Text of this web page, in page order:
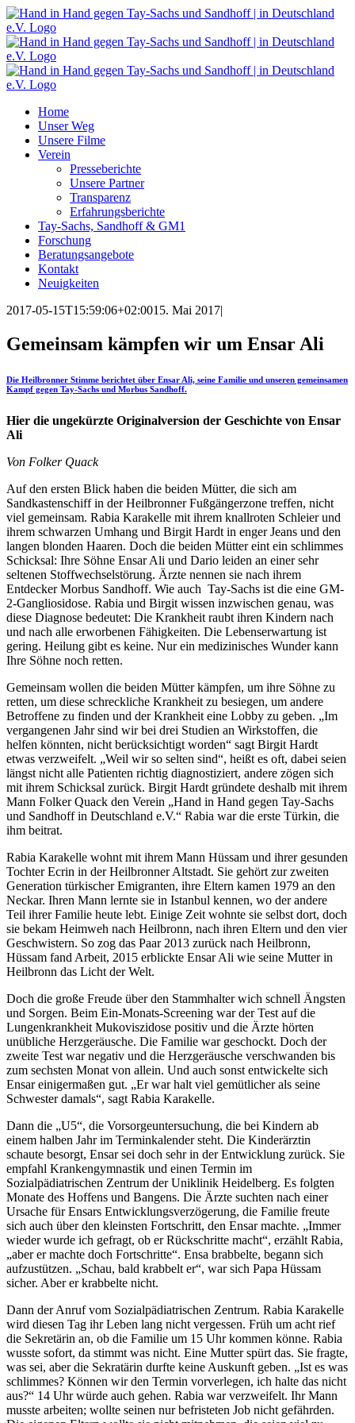
Zum
Inhalt
springen
Home
Unser Weg
Unsere Filme
Verein
Presseberichte
Unsere Partner
Transparenz
Erfahrungsberichte
Tay-Sachs, Sandhoff & GM1
Forschung
Beratungsangebote
Kontakt
Neuigkeiten
2017-05-15T15:59:06+02:0015. Mai 2017|
Gemeinsam kämpfen wir um Ensar Ali
Die Heilbronner Stimme berichtet über Ensar Ali, seine Familie und unseren gemeinsamen
Kampf gegen Tay-Sachs und Morbus Sandhoff.
Hier die ungekürzte Originalversion der Geschichte von Ensar
Ali
Von Folker Quack
Auf den ersten Blick haben die beiden Mütter, die sich am
Sandkastenschiff in der Heilbronner Fußgängerzone treffen, nicht
viel gemeinsam. Rabia Karakelle mit ihrem knallroten Schleier und
ihrem schwarzen Umhang und Birgit Hardt in enger Jeans und den
langen blonden Haaren. Doch die beiden Mütter eint ein schlimmes
Schicksal: Ihre Söhne Ensar Ali und Dario leiden an einer sehr
seltenen Stoffwechselstörung. Ärzte nennen sie nach ihrem
Entdecker Morbus Sandhoff. Wie auch Tay-Sachs ist die eine GM-
2-Gangliosidose. Rabia und Birgit wissen inzwischen genau, was
diese Diagnose bedeutet: Die Krankheit raubt ihren Kindern nach
und nach alle erworbenen Fähigkeiten. Die Lebenserwartung ist
gering. Heilung gibt es keine. Nur ein medizinisches Wunder kann
Ihre Söhne noch retten.
Gemeinsam wollen die beiden Mütter kämpfen, um ihre Söhne zu
retten, um diese schreckliche Krankheit zu besiegen, um andere
Betroffene zu finden und der Krankheit eine Lobby zu geben. „Im
vergangenen Jahr sind wir bei drei Studien an Wirkstoffen, die
helfen könnten, nicht berücksichtigt worden“ sagt Birgit Hardt
etwas verzweifelt. „Weil wir so selten sind“, heißt es oft, dabei seien
längst nicht alle Patienten richtig diagnostiziert, andere zögen sich
mit ihrem Schicksal zurück. Birgit Hardt gründete deshalb mit ihrem
Mann Folker Quack den Verein „Hand in Hand gegen Tay-Sachs
und Sandhoff in Deutschland e.V.“ Rabia war die erste Türkin, die
ihm beitrat.
Rabia Karakelle wohnt mit ihrem Mann Hüssam und ihrer gesunden
Tochter Ecrin in der Heilbronner Altstadt. Sie gehört zur zweiten
Generation türkischer Emigranten, ihre Eltern kamen 1979 an den
Neckar. Ihren Mann lernte sie in Istanbul kennen, wo der andere
Teil ihrer Familie heute lebt. Einige Zeit wohnte sie selbst dort, doch
sie bekam Heimweh nach Heilbronn, nach ihren Eltern und den vier
Geschwistern. So zog das Paar 2013 zurück nach Heilbronn,
Hüssam fand Arbeit, 2015 erblickte Ensar Ali wie seine Mutter in
Heilbronn das Licht der Welt.
Doch die große Freude über den Stammhalter wich schnell Ängsten
und Sorgen. Beim Ein-Monats-Screening war der Test auf die
Lungenkrankheit Mukoviszidose positiv und die Ärzte hörten
unübliche Herzgeräusche. Die Familie war geschockt. Doch der
zweite Test war negativ und die Herzgeräusche verschwanden bis
zum sechsten Monat von allein. Und auch sonst entwickelte sich
Ensar einigermaßen gut. „Er war halt viel gemütlicher als seine
Schwester damals“, sagt Rabia Karakelle.
Dann die „U5“, die Vorsorgeuntersuchung, die bei Kindern ab
einem halben Jahr im Terminkalender steht. Die Kinderärztin
schaute besorgt, Ensar sei doch sehr in der Entwicklung zurück. Sie
empfahl Krankengymnastik und einen Termin im
Sozialpädiatrischen Zentrum der Uniklinik Heidelberg. Es folgten
Monate des Hoffens und Bangens. Die Ärzte suchten nach einer
Ursache für Ensars Entwicklungsverzögerung, die Familie freute
sich auch über den kleinsten Fortschritt, den Ensar machte. „Immer
wieder wurde ich gefragt, ob er Rückschritte macht“, erzählt Rabia,
„aber er machte doch Fortschritte“. Ensa brabbelte, begann sich
aufzustützen. „Schau, bald krabbelt er“, war sich Papa Hüssam
sicher. Aber er krabbelte nicht.
Dann der Anruf vom Sozialpädiatrischen Zentrum. Rabia Karakelle
wird diesen Tag ihr Leben lang nicht vergessen. Früh um acht rief
die Sekretärin an, ob die Familie um 15 Uhr kommen könne. Rabia
wusste sofort, da stimmt was nicht. Eine Mutter spürt das. Sie fragte,
was sei, aber die Sekratärin durfte keine Auskunft geben. „Ist es was
schlimmes? Können wir den Termin vorverlegen, ich halte das nicht
aus?“ 14 Uhr würde auch gehen. Rabia war verzweifelt. Ihr Mann
musste arbeiten; wollte seinen nur befristeten Job nicht gefährden.